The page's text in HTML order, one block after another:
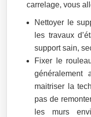
carrelage, vous
Nettoyer le
les travaux
support sain,
Fixer le
généralement
maitriser la
pas de
les murs